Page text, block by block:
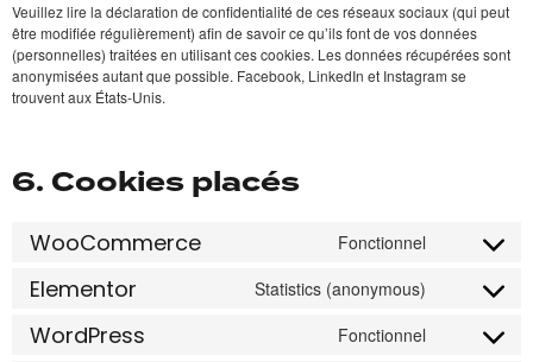
Veuillez lire la déclaration de confidentialité de ces réseaux sociaux (qui peut
être modifiée régulièrement) afin de savoir ce qu’ils font de vos données
(personnelles) traitées en utilisant ces cookies. Les données récupérées sont
anonymisées autant que possible. Facebook, LinkedIn et Instagram se
trouvent aux États-Unis.
6. Cookies placés
WooCommerce Fonctionnel
Elementor Statistics (anonymous)
WordPress Fonctionnel